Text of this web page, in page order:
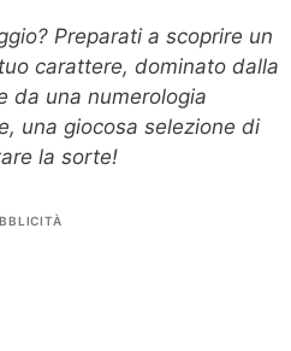
Preparati a scoprire un
carattere, dominato dalla
da una numerologia
una giocosa selezione di
la sorte!